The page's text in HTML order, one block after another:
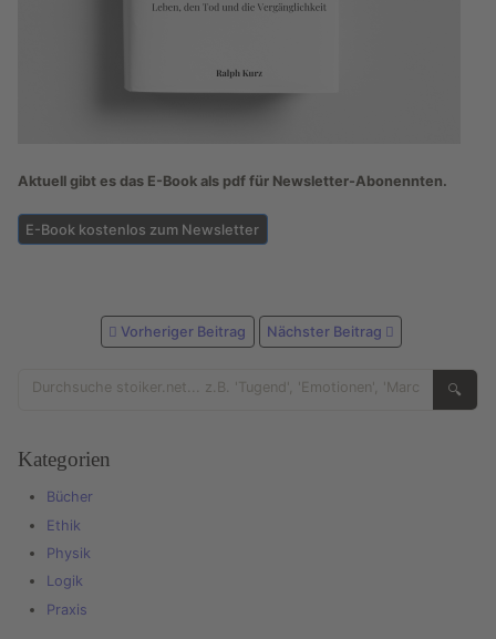
Aktuell gibt es das E-Book als pdf für Newsletter-Abonennten.
E-Book kostenlos zum Newsletter
Vorheriger Beitrag Nächster Beitrag
🔍
Kategorien
Bücher
Ethik
Physik
Logik
Praxis